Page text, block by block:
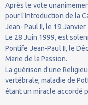
Après le vote
pour l'Introduction de la
Jean- Paul II, le 19 Janvier
Le 28 Juin 1999, est
Pontife Jean-Paul II, le
Marie de la Passion.
La guérison d'une
vertébrale, maladie de
étant un miracle accordé